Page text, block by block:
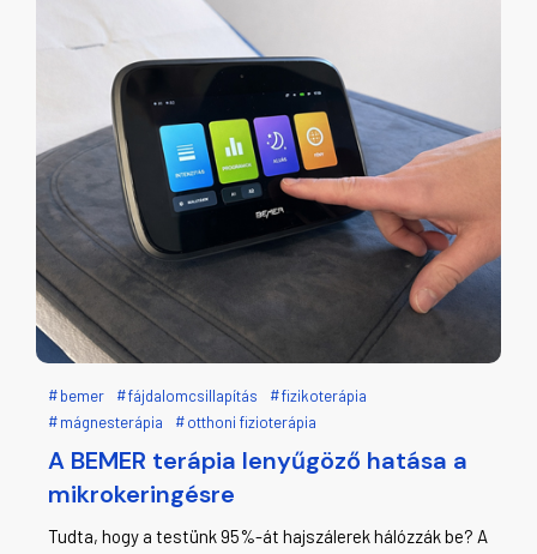
bemer fájdalomcsillapítás
fizikoterápia
mágnesterápia
otthoni fizioterápia
A BEMER terápia lenyűgöző hatása a
mikrokeringésre
Tudta, hogy a testünk 95%-át hajszálerek hálózzák be? A